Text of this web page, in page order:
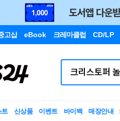
고샵 eBook 크레마클럽 CD/LP
트 신상품 이벤트 바이백 매장안내